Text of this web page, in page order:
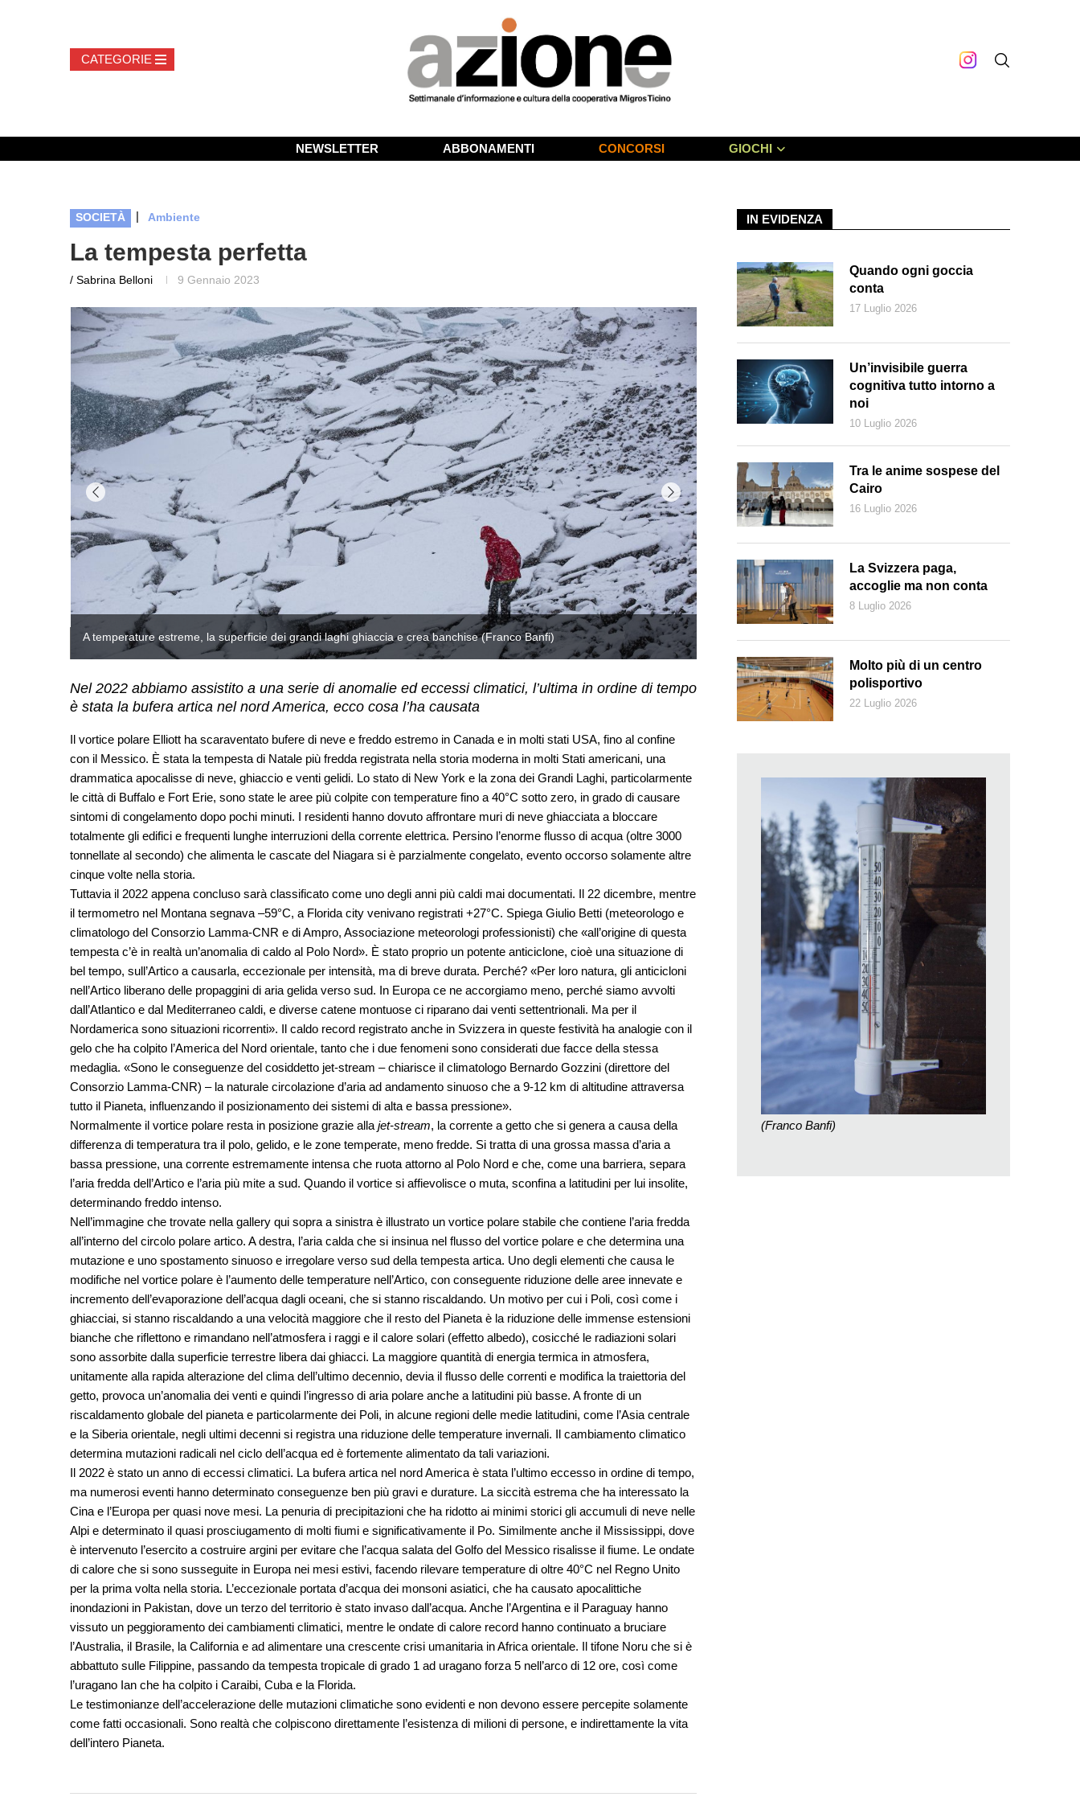
NEWSLETTER ABBONAMENTI CONCORSI GIOCHI
SOCIETÀ | Ambiente
La tempesta perfetta
/ Sabrina Belloni 9 Gennaio 2023
Nel 2022 abbiamo assistito a una serie di anomalie ed eccessi climatici, l’ultima in ordine di tempo
è stata la bufera artica nel nord America, ecco cosa l’ha causata
Il vortice polare Elliott ha scaraventato bufere di neve e freddo estremo in Canada e in molti stati USA, fino al confine
con il Messico. È stata la tempesta di Natale più fredda registrata nella storia moderna in molti Stati americani, una
drammatica apocalisse di neve, ghiaccio e venti gelidi. Lo stato di New York e la zona dei Grandi Laghi, particolarmente
le città di Buffalo e Fort Erie, sono state le aree più colpite con temperature fino a 40°C sotto zero, in grado di causare
sintomi di congelamento dopo pochi minuti. I residenti hanno dovuto affrontare muri di neve ghiacciata a bloccare
totalmente gli edifici e frequenti lunghe interruzioni della corrente elettrica. Persino l’enorme flusso di acqua (oltre 3000
tonnellate al secondo) che alimenta le cascate del Niagara si è parzialmente congelato, evento occorso solamente altre
cinque volte nella storia.
Tuttavia il 2022 appena concluso sarà classificato come uno degli anni più caldi mai documentati. Il 22 dicembre, mentre
il termometro nel Montana segnava –59°C, a Florida city venivano registrati +27°C. Spiega Giulio Betti (meteorologo e
climatologo del Consorzio Lamma-CNR e di Ampro, Associazione meteorologi professionisti) che «all’origine di questa
tempesta c’è in realtà un’anomalia di caldo al Polo Nord». È stato proprio un potente anticiclone, cioè una situazione di
bel tempo, sull’Artico a causarla, eccezionale per intensità, ma di breve durata. Perché? «Per loro natura, gli anticicloni
nell’Artico liberano delle propaggini di aria gelida verso sud. In Europa ce ne accorgiamo meno, perché siamo avvolti
dall’Atlantico e dal Mediterraneo caldi, e diverse catene montuose ci riparano dai venti settentrionali. Ma per il
Nordamerica sono situazioni ricorrenti». Il caldo record registrato anche in Svizzera in queste festività ha analogie con il
gelo che ha colpito l’America del Nord orientale, tanto che i due fenomeni sono considerati due facce della stessa
medaglia. «Sono le conseguenze del cosiddetto jet-stream – chiarisce il climatologo Bernardo Gozzini (direttore del
Consorzio Lamma-CNR) – la naturale circolazione d’aria ad andamento sinuoso che a 9-12 km di altitudine attraversa
tutto il Pianeta, influenzando il posizionamento dei sistemi di alta e bassa pressione».
Normalmente il vortice polare resta in posizione grazie alla jet-stream, la corrente a getto che si genera a causa della
differenza di temperatura tra il polo, gelido, e le zone temperate, meno fredde. Si tratta di una grossa massa d’aria a
bassa pressione, una corrente estremamente intensa che ruota attorno al Polo Nord e che, come una barriera, separa
l’aria fredda dell’Artico e l’aria più mite a sud. Quando il vortice si affievolisce o muta, sconfina a latitudini per lui insolite,
determinando freddo intenso.
Nell’immagine che trovate nella gallery qui sopra a sinistra è illustrato un vortice polare stabile che contiene l’aria fredda
all’interno del circolo polare artico. A destra, l’aria calda che si insinua nel flusso del vortice polare e che determina una
mutazione e uno spostamento sinuoso e irregolare verso sud della tempesta artica. Uno degli elementi che causa le
modifiche nel vortice polare è l’aumento delle temperature nell’Artico, con conseguente riduzione delle aree innevate e
incremento dell’evaporazione dell’acqua dagli oceani, che si stanno riscaldando. Un motivo per cui i Poli, così come i
ghiacciai, si stanno riscaldando a una velocità maggiore che il resto del Pianeta è la riduzione delle immense estensioni
bianche che riflettono e rimandano nell’atmosfera i raggi e il calore solari (effetto albedo), cosicché le radiazioni solari
sono assorbite dalla superficie terrestre libera dai ghiacci. La maggiore quantità di energia termica in atmosfera,
unitamente alla rapida alterazione del clima dell’ultimo decennio, devia il flusso delle correnti e modifica la traiettoria del
getto, provoca un’anomalia dei venti e quindi l’ingresso di aria polare anche a latitudini più basse. A fronte di un
riscaldamento globale del pianeta e particolarmente dei Poli, in alcune regioni delle medie latitudini, come l’Asia centrale
e la Siberia orientale, negli ultimi decenni si registra una riduzione delle temperature invernali. Il cambiamento climatico
determina mutazioni radicali nel ciclo dell’acqua ed è fortemente alimentato da tali variazioni.
Il 2022 è stato un anno di eccessi climatici. La bufera artica nel nord America è stata l’ultimo eccesso in ordine di tempo,
ma numerosi eventi hanno determinato conseguenze ben più gravi e durature. La siccità estrema che ha interessato la
Cina e l’Europa per quasi nove mesi. La penuria di precipitazioni che ha ridotto ai minimi storici gli accumuli di neve nelle
Alpi e determinato il quasi prosciugamento di molti fiumi e significativamente il Po. Similmente anche il Mississippi, dove
è intervenuto l’esercito a costruire argini per evitare che l’acqua salata del Golfo del Messico risalisse il fiume. Le ondate
di calore che si sono susseguite in Europa nei mesi estivi, facendo rilevare temperature di oltre 40°C nel Regno Unito
per la prima volta nella storia. L’eccezionale portata d’acqua dei monsoni asiatici, che ha causato apocalittiche
inondazioni in Pakistan, dove un terzo del territorio è stato invaso dall’acqua. Anche l’Argentina e il Paraguay hanno
vissuto un peggioramento dei cambiamenti climatici, mentre le ondate di calore record hanno continuato a bruciare
l’Australia, il Brasile, la California e ad alimentare una crescente crisi umanitaria in Africa orientale. Il tifone Noru che si è
abbattuto sulle Filippine, passando da tempesta tropicale di grado 1 ad uragano forza 5 nell’arco di 12 ore, così come
l’uragano Ian che ha colpito i Caraibi, Cuba e la Florida.
Le testimonianze dell’accelerazione delle mutazioni climatiche sono evidenti e non devono essere percepite solamente
come fatti occasionali. Sono realtà che colpiscono direttamente l’esistenza di milioni di persone, e indirettamente la vita
dell’intero Pianeta.
IN EVIDENZA
Quando ogni goccia
conta
17 Luglio 2026
Un’invisibile guerra
cognitiva tutto intorno a
noi
10 Luglio 2026
Tra le anime sospese del
Cairo
16 Luglio 2026
La Svizzera paga,
accoglie ma non conta
8 Luglio 2026
Molto più di un centro
polisportivo
22 Luglio 2026
(Franco Banfi)